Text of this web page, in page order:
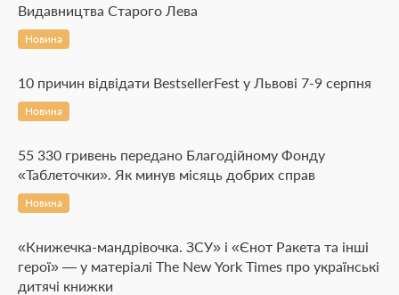
Видавництва Старого Лева
Новина
10 причин відвідати BestsellerFest у Львові 7-9 серпня
Новина
55 330 гривень передано Благодійному Фонду
«Таблеточки». Як минув місяць добрих справ
Новина
«Книжечка-мандрівочка. ЗСУ» і «Єнот Ракета та інші
герої» — у матеріалі The New York Times про українські
дитячі книжки